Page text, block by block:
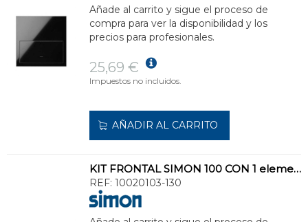
Añade al carrito y sigue el proceso de
compra para ver la disponibilidad y los
precios para profesionales.
25,69 €
Impuestos no incluidos.
AÑADIR AL CARRITO
KIT FRONTAL SIMON 100 CON 1 elemento+2 TECLAS BLANCO BRILLANTE
REF: 10020103-130